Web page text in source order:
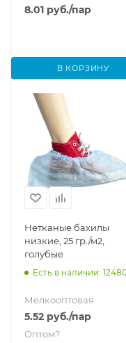
8.01 руб./пар
В КОРЗИНУ
Нетканые бахилы
низкие, 25 гр./м2,
голубые
Есть в наличии:
Мелкооптовая
5.52 руб./пар
Оптом?